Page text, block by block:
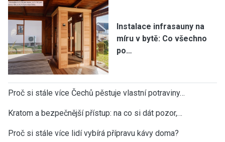
Instalace infrasauny na
míru v bytě: Co všechno
po…
Proč si stále více Čechů pěstuje vlastní potraviny…
Kratom a bezpečnější přístup: na co si dát pozor,…
Proč si stále více lidí vybírá přípravu kávy doma?